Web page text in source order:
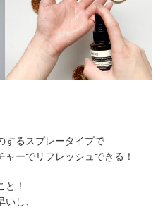
するスプレータイプで
ーでリフレッシュできる！
！
し、